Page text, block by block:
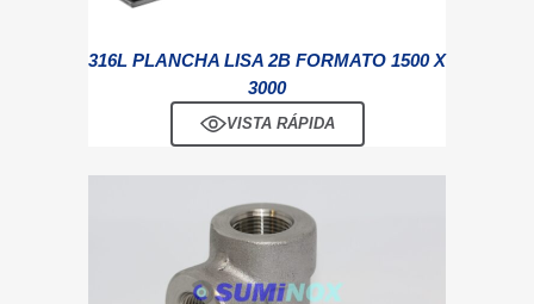
316L PLANCHA LISA 2B FORMATO 1500 X
3000
VISTA RÁPIDA